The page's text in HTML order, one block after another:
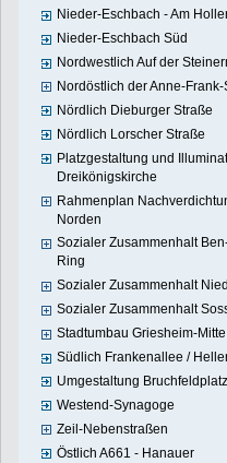
Nieder-Eschbach - Am
Nieder-Eschbach Süd
Nordwestlich Auf der
Nordöstlich der Anne-
Nördlich Dieburger Straße
Nördlich Lorscher Straße
Platzgestaltung und
Dreikönigskirche
Rahmenplan
Norden
Sozialer Zusammenhalt
Ring
Sozialer Zusammenhalt Nied
Sozialer Zusammenhalt
Stadtumbau Griesheim-Mitte
Südlich Frankenallee /
Umgestaltung Bruchfeldplatz
Westend-Synagoge
Zeil-Nebenstraßen
Östlich A661 - Hanauer